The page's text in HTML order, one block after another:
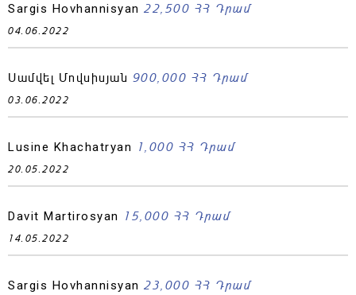
Sargis Hovhannisyan 22,500 ՀՀ Դրամ
04.06.2022
Սամվել Մովսիսյան 900,000 ՀՀ Դրամ
03.06.2022
Lusine Khachatryan 1,000 ՀՀ Դրամ
20.05.2022
Davit Martirosyan 15,000 ՀՀ Դրամ
14.05.2022
Sargis Hovhannisyan 23,000 ՀՀ Դրամ